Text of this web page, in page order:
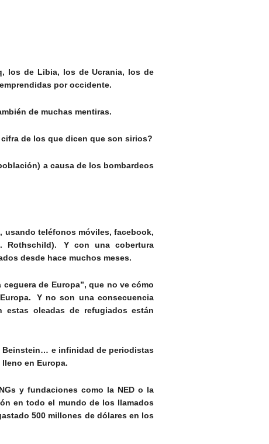
los de Libia, los de Ucrania, los de
por occidente.
de muchas mentiras.
de los que dicen que son sirios?
a causa de los bombardeos
usando teléfonos móviles,facebook,
Rothschild). Y con
una cobertura
desde hace muchos meses.
de Europa”, que no ve cómo
Y no son una consecuencia
oleadas de refugiados están
Beinstein… e infinidad de periodistas
en Europa.
y fundaciones como la NED o la
en todo el mundo de los llamados
500 millones de dólares en los